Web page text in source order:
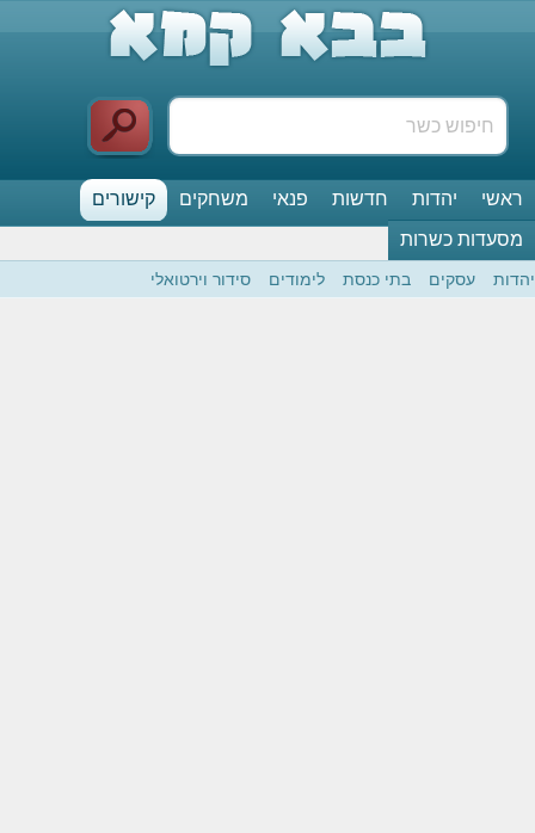
ראשי יהדות חדשות פנאי משחקים
קישורים
מסעדות כשרות
יהדות עסקים בתי כנסת לימודים סידור וירטואלי